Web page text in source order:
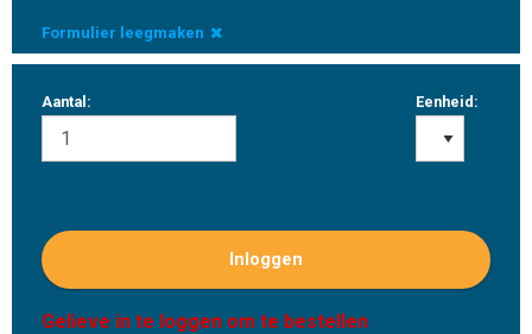
Formulier leegmaken
Aantal: Eenheid:
Inloggen
Gelieve in te loggen om te bestellen